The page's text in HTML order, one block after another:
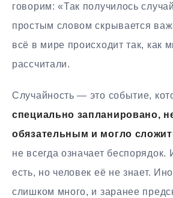
говорим: «Так получилось
простым словом скрывается
всё в мире происходит так, как
рассчитали.
Случайность — это событие,
специально запланировано,
обязательным и могло
не всегда означает беспорядок.
есть, но человек её не знает.
слишком много, и заранее